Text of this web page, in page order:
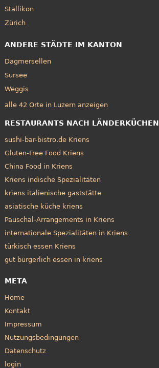
Stallikon
Zürich
ANDERE STÄDTE IM KANTON
Dagmersellen
Sursee
Weggis
alle 42 Orte in Luzern anzeigen
RESTAURANTS NACH LÄNDERKÜCHEN
sushi-bar-bistro.de Kriens
Gluten-Free Food Kriens
China Food in Kriens
Kriens indische Spezialitäten
kriens italienische gaststätte
asiatische küche kriens
Pauschal-Arrangements in Kriens
internationale Spezialitäten in Kriens
türkisch essen Kriens
gut bürgerlich essen in kriens
META
Home
Kontakt
Impressum
Nutzungsbedingungen
Datenschutz
login